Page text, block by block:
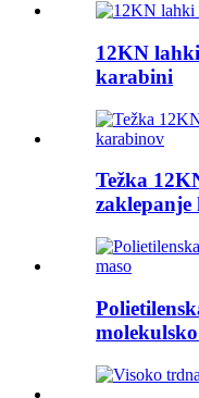
12KN
karabini
Težka